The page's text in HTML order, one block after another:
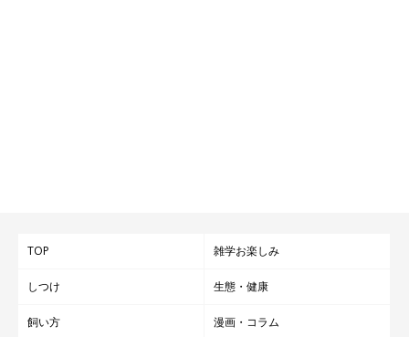
TOP 雑学お楽しみ
しつけ 生態・健康
飼い方 漫画・コラム